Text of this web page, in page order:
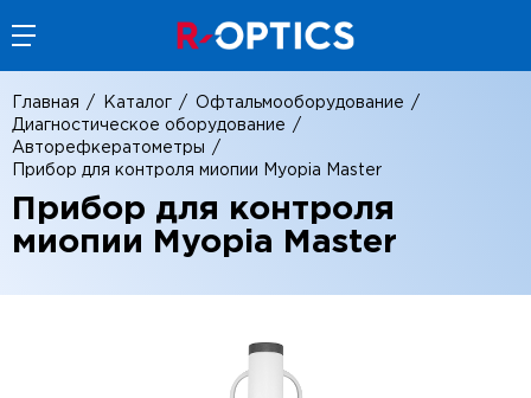
Главная Каталог
Офтальмооборудование
Диагностическое оборудование
Авторефкератометры
Прибор для контроля миопии Myopia Master
Прибор для контроля
миопии Myopia Master